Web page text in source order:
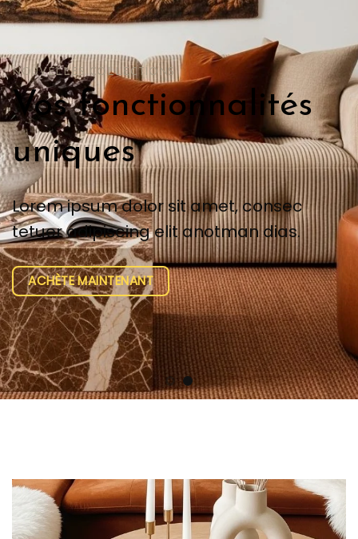
NOUVELLES COLLECTIONS
Vos fonctionnalités
uniques
Lorem ipsum dolor sit amet, consec
tetuer adipiscing elit anotman dias.
ACHÈTE MAINTENANT